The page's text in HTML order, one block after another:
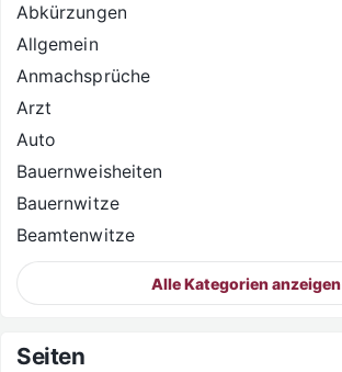
Abkürzungen
Allgemein
Anmachsprüche
Arzt
Auto
Bauernweisheiten
Bauernwitze
Beamtenwitze
Alle Kategorien anzeigen
Seiten